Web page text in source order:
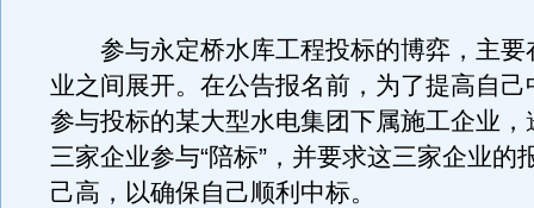
参与永定桥水库工程投标的博弈，主要
业之间展开。在公告报名前，为了提高自己
参与投标的某大型水电集团下属施工企业，
三家企业参与“陪标”，并要求这三家企业的
己高，以确保自己顺利中标。